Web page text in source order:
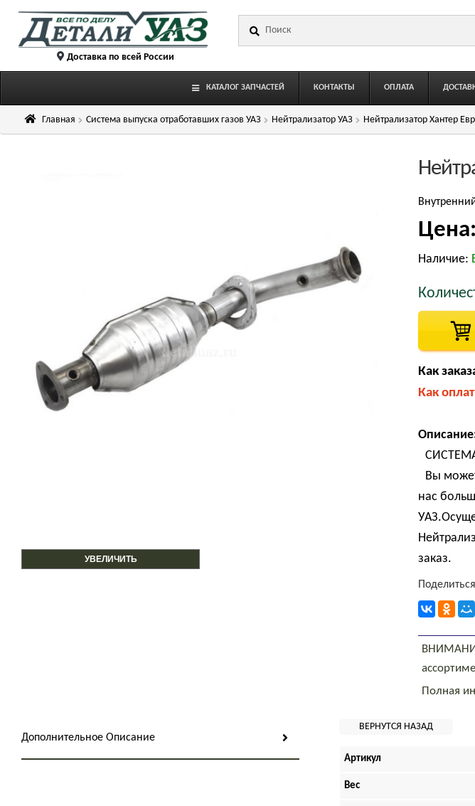
Перейти
Перейти
содержимому Доставка по всей России
КАТАЛОГ ЗАПЧАСТЕЙ КОНТАКТЫ ОПЛАТА
Главная Система выпуска отработавших газов УАЗ Нейтрализатор УАЗ Нейтрализатор Хантер
УВЕЛИЧИТЬ
Цена:
Наличие:
Как
Как
Вы
нас
заказ.
Полная
Дополнительное Описание
Артикул
Вес